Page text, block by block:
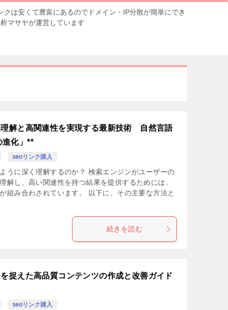
クは安くて豊富にあるのでドメイン・IP分散が簡単にでき
マサヤが運営しています
解と高関連性を実現する最新技術 自然言語
進化」**
seoリンク購入
うに深く理解するのか？ 検索エンジンがユーザーの
解し、高い関連性を持つ結果を提供するためには、
組み合わされています。 以下に、その主要な方法と
続きを読む
捉えた高品質コンテンツの作成と改善ガイド
seoリンク購入